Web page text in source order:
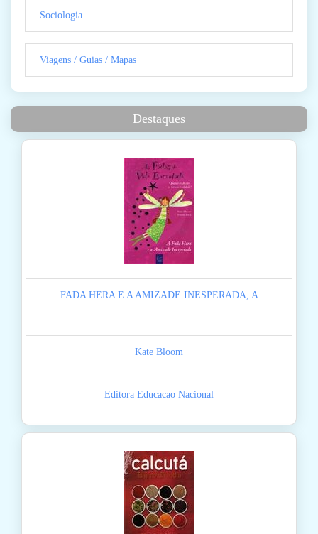
Sociologia
Viagens / Guias / Mapas
Destaques
FADA HERA E A AMIZADE INESPERADA, A
Kate Bloom
Editora Educacao Nacional